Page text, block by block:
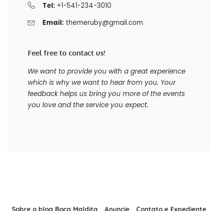
Tel:+1-541-234-3010
Email: themeruby@gmail.com
Feel free to contact us!
We want to provide you with a great experience
which is why we want to hear from you. Your
feedback helps us bring you more of the events
you love and the service you expect.
Sobre o blog Boca Maldita Anuncie Contato e Expediente